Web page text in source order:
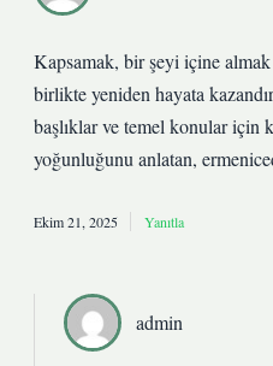
Kapsamak, bir şeyi içine
birlikte yeniden hayata
başlıklar ve temel konular için
yoğunluğunu anlatan,
Ekim 21, 2025 Yanıtla
admin